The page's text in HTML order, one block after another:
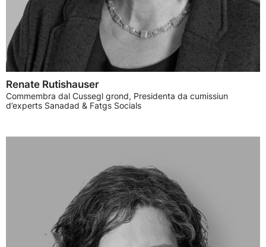
Renate Rutishauser
Commembra dal Cussegl grond, Presidenta da cumissiun
d’experts Sanadad & Fatgs Socials